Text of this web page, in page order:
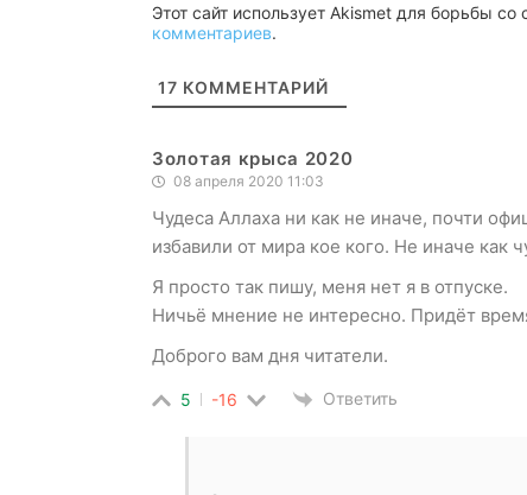
Этот сайт использует Akismet для борьбы со
комментариев.
17 КОММЕНТАРИЙ
Золотая крыса 2020
08 апреля 2020 11:03
Чудеса Аллаха ни как не иначе, почти
избавили от мира кое кого. Не иначе как
Я просто так пишу, меня нет я в отпуске.
Ничьё мнение не интересно. Придёт
Доброго вам дня читатели.
5 -16 Ответить